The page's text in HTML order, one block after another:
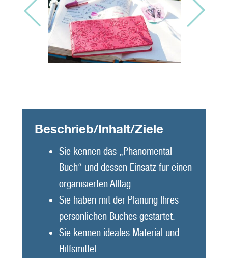
Beschrieb/Inhalt/Ziele
Sie kennen das „Phänomental-
Buch“ und dessen Einsatz für einen
organisierten Alltag.
Sie haben mit der Planung Ihres
persönlichen Buches gestartet.
Sie kennen ideales Material und
Hilfsmittel.